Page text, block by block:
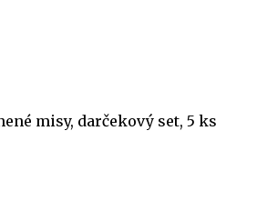
misy, darčekový set, 5 ks